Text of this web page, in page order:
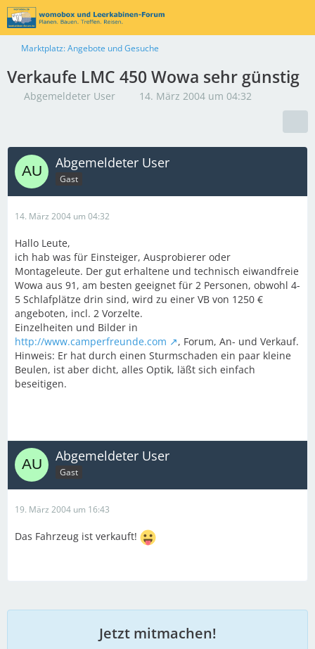
Marktplatz: Angebote und Gesuche
Verkaufe LMC 450 Wowa sehr günstig
Abgemeldeter User 14. März 2004 um 04:32
Abgemeldeter User
Gast
14. März 2004 um 04:32
Hallo Leute,
ich hab was für Einsteiger, Ausprobierer oder
Montageleute. Der gut erhaltene und technisch eiwandfreie
Wowa aus 91, am besten geeignet für 2 Personen, obwohl 4-
5 Schlafplätze drin sind, wird zu einer VB von 1250 €
angeboten, incl. 2 Vorzelte.
Einzelheiten und Bilder in
http://www.camperfreunde.com
, Forum, An- und Verkauf.
Hinweis: Er hat durch einen Sturmschaden ein paar kleine
Beulen, ist aber dicht, alles Optik, läßt sich einfach
beseitigen.
Abgemeldeter User
Gast
19. März 2004 um 16:43
Das Fahrzeug ist verkauft!
Jetzt mitmachen!